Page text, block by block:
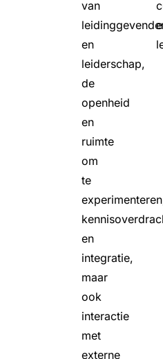
van
en
leiderschap,
de
openheid
en
ruimte
om
te
en
integratie,
maar
ook
interactie
met
externe